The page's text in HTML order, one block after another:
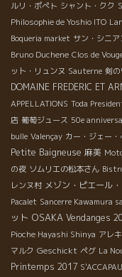
ルリ・ポぺト シャント・クク
Philosophie de Yoshio ITO
Boqueria market サン・シニア
Bruno Duchene Clos de
ット・リュンヌ Sauterne 剣
DOMAINE FREDERIC ET
APPELLATIONS Toda
店 葡萄ジュース 50e
bulle Valençay カー・ジェー・
Petite Baigneuse 麻美
の夜 ソムリエの松本さん
レンヌ村 メゾン・ピエール
Pacalet Sancerre Kawamura
ット OSAKA Vendanges
Pioche Hayashi Shinya アレ
マルク Geschickt ペグ La
Printemps 2017 S'ACCAPAU